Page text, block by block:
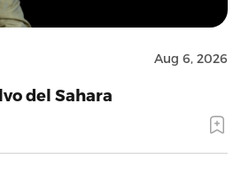
Aug 6, 2026
del Sahara